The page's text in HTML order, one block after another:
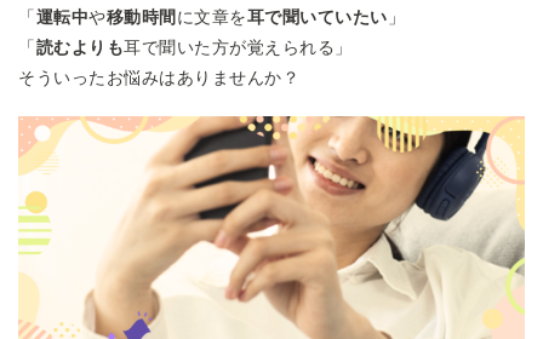
「運転中や移動時間に文章を耳で聞いていたい 」
「読むよりも耳で聞いた方が覚えられる」
そういったお悩みはありませんか？